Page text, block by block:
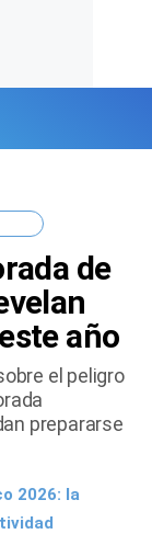
de
año
el peligro
prepararse
2026: la